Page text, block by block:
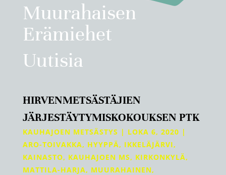
Muurahaisen
Erämiehet
Uutisia
HIRVENMETSÄSTÄJIEN
JÄRJESTÄYTYMISKOKOUKSEN PTK
KAUHAJOEN METSÄSTYS | LOKA 6, 2020 |
ARO-TOIVAKKA, HYYPPÄ, IKKELÄJÄRVI,
KAINASTO, KAUHAJOEN MS, KIRKONKYLÄ,
MATTILA-HARJA, MUURAHAINEN,